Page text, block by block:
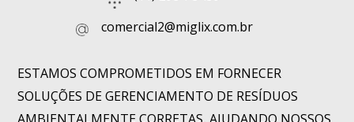
comercial2@miglix.com.br
ESTAMOS COMPROMETIDOS EM FORNECER
SOLUÇÕES DE GERENCIAMENTO DE RESÍDUOS